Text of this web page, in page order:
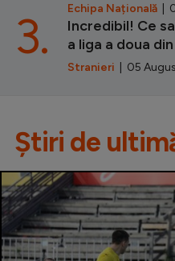
Echipa Națională |
Incredibil! Ce
a liga a doua
Stranieri | 05
3.
Știri de